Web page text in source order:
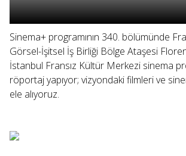
Sinema+ programının 340. bölümünde
Görsel-İşitsel İş Birliği Bölge Ataşesi
İstanbul Fransız Kültür Merkezi sinema
röportaj yapıyor; vizyondaki filmleri ve
ele alıyoruz.